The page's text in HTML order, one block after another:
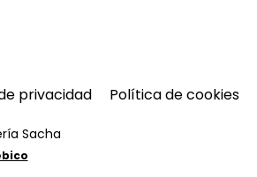
privacidad Política de cookies
Sacha